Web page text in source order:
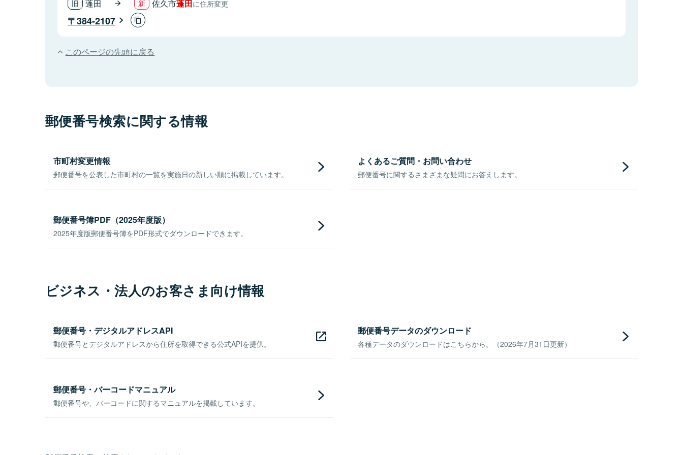
蓬田 佐久市蓬田に住所変更
384-2107
このページの先頭に戻る
郵便番号検索に関する情報
市町村変更情報
郵便番号を公表した市町村の一覧を実施日の新しい順に掲載しています。
よくあるご質問・お問い合わせ
郵便番号に関するさまざまな疑問にお答えします。
郵便番号簿PDF（2025年度版）
2025年度版郵便番号簿をPDF形式でダウンロードできます。
ビジネス・法人のお客さま向け情報
郵便番号・デジタルアドレスAPI
郵便番号とデジタルアドレスから住所を取得できる公式APIを提供。
郵便番号データのダウンロード
各種データのダウンロードはこちらから。（2026年7月31日更新）
郵便番号・バーコードマニュアル
郵便番号や、バーコードに関するマニュアルを掲載しています。